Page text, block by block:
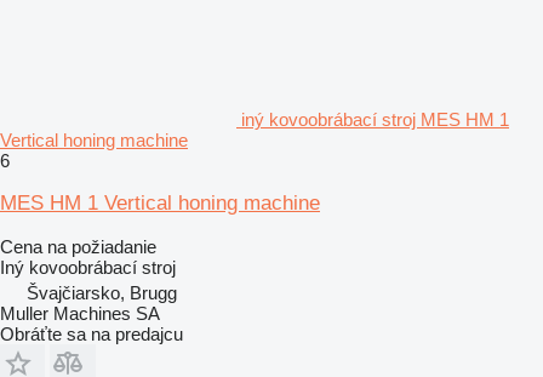
iný kovoobrábací stroj MES HM 1
Vertical honing machine
6
MES HM 1 Vertical honing machine
Cena na požiadanie
Iný kovoobrábací stroj
Švajčiarsko, Brugg
Muller Machines SA
Obráťte sa na predajcu